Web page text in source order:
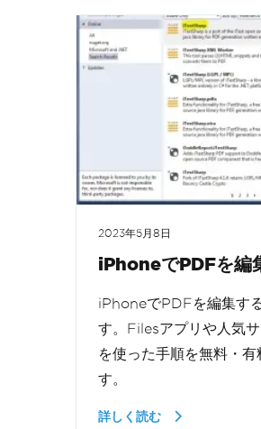
2023年5月8日
iPhoneでPDFを編
iPhoneでPDFを編集す
す。Filesアプリや人気
を使った手順を無料・有
す。
詳しく読む